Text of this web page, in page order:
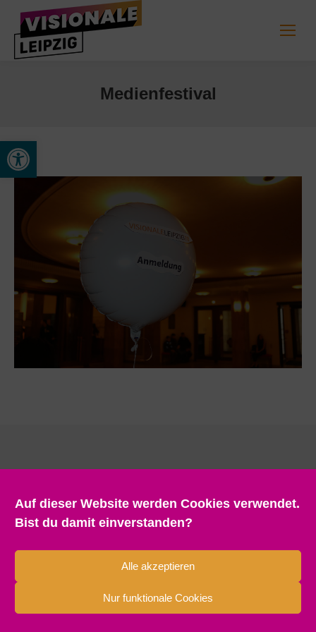
Werkzeugleiste öffnen
Auf dieser Website werden Cookies verwendet.
Bist du damit einverstanden?
Alle akzeptieren
Nur funktionale Cookies
Medienfestival